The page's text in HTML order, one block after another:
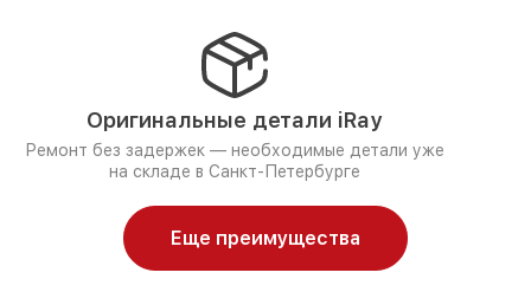
Оригинальные детали iRay
Ремонт без задержек — необходимые детали уже
на складе в Санкт-Петербурге
Еще преимущества